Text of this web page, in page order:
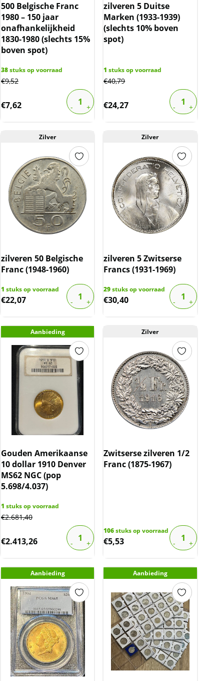
500 Belgische Franc
1980 – 150 jaar
onafhankelijkheid
1830-1980 (slechts 15%
boven spot)
38stuks op voorraad
€9,52
€7,62
zilveren 5 Duitse
Marken (1933-1939)
(slechts 10% boven
spot)
1 stuks op voorraad
€40,79
€24,27
Zilver
zilveren 50 Belgische
Franc (1948-1960)
1 stuks op voorraad
€22,07
Zilver
zilveren 5 Zwitserse
Francs (1931-1969)
29stuks op voorraad
€30,40
Aanbieding
Gouden Amerikaanse
10 dollar 1910 Denver
MS62 NGC (pop
5.698/4.037)
1 stuks op voorraad
€2.681,40
€2.413,26
Zilver
Zwitserse zilveren 1/2
Franc (1875-1967)
106stuks op voorraad
€5,53
Aanbieding Aanbieding